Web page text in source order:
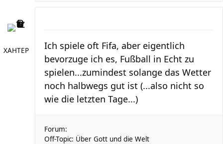
XAHTEP
Ich spiele oft Fifa, aber eigentlich
bevorzuge ich es, Fußball in Echt zu
spielen...zumindest solange das Wetter
noch halbwegs gut ist (...also nicht so
wie die letzten Tage...)
Forum:
Off-Topic: Über Gott und die Welt